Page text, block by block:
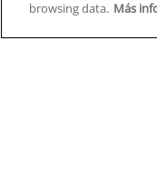
Cursos
browsing data. Más